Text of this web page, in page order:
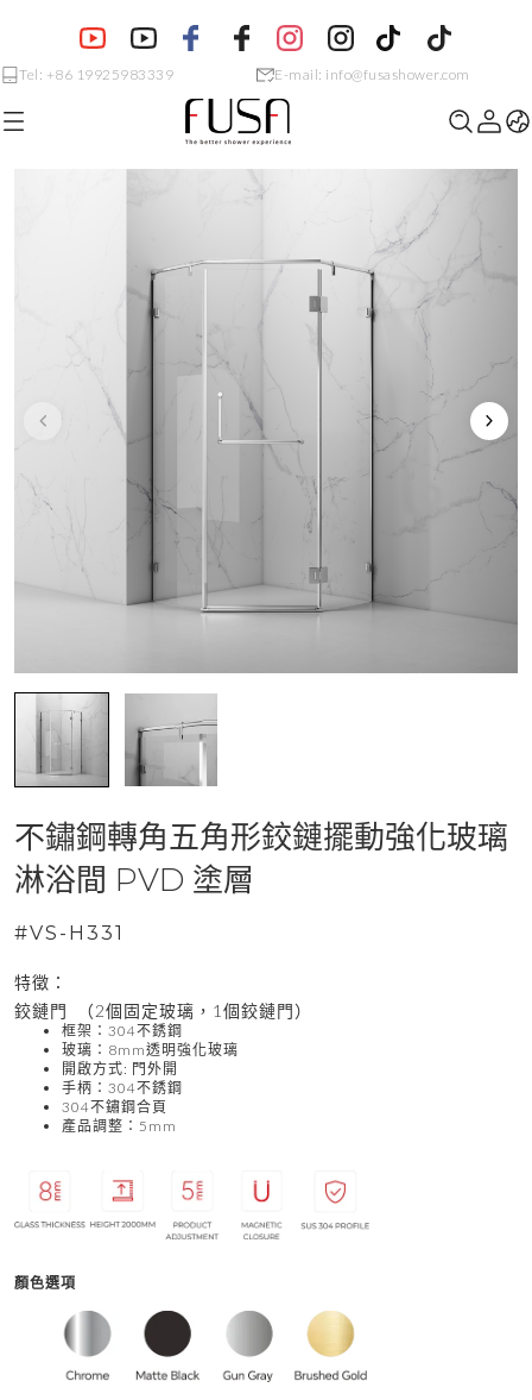
Tel: +86 19925983339 E-mail: info@fusashower.com
不鏽鋼轉角五角形鉸鏈擺動強化玻璃
淋浴間 PVD ​​塗層
#VS-H331
特徵：
鉸鏈門 （2個固定玻璃，1個鉸鏈門）
框架：304不銹鋼
玻璃：8mm透明強化玻璃
開啟方式: 門外開
手柄：304不銹鋼
304不鏽鋼合頁
產品調整：5mm
顏色選項